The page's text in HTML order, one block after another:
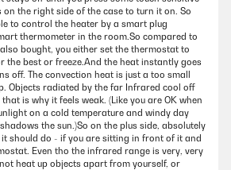
on the right side of the case to turn it on. So
to control the heater by a smart plug
thermometer in the room.So compared to
bought, you either set the thermostat to
the best or freeze.And the heat instantly goes
off. The convection heat is just a too small
Objects radiated by the far Infrared cool off
is why it feels weak. (Like you are OK when
on a cold temperature and windy day
the sun.)So on the plus side, absolutely
should do - if you are sitting in front of it and
Even tho the infrared range is very, very
heat up objects apart from yourself, or